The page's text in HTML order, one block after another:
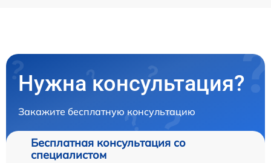
Нужна консультация?
Закажите бесплатную консультацию
Бесплатная консультация со
специалистом